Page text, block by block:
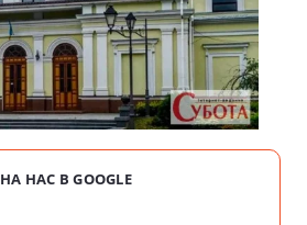
НАС В GOOGLE